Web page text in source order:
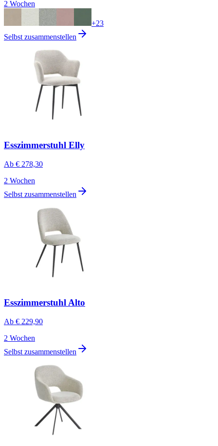
2 Wochen
+23
Selbst zusammenstellen
Esszimmerstuhl Elly
Ab € 278,30
2 Wochen
Selbst zusammenstellen
Esszimmerstuhl Alto
Ab € 229,90
2 Wochen
Selbst zusammenstellen